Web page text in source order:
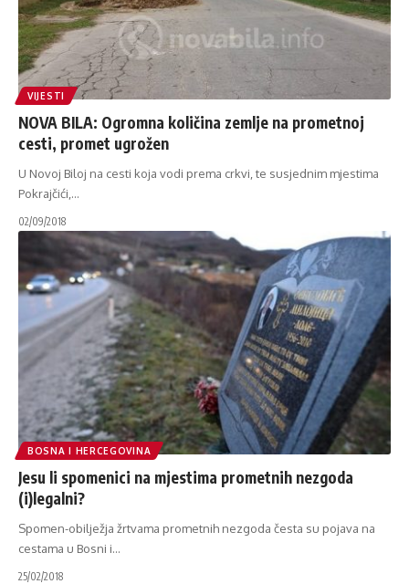
VIJESTI
NOVA BILA: Ogromna količina zemlje na prometnoj
cesti, promet ugrožen
U Novoj Biloj na cesti koja vodi prema crkvi, te susjednim mjestima
Pokrajčići, …
02/09/2018
BOSNA I HERCEGOVINA
Jesu li spomenici na mjestima prometnih nezgoda
(i)legalni?
Spomen-obilježja žrtvama prometnih nezgoda česta su pojava na
cestama u Bosni i…
25/02/2018